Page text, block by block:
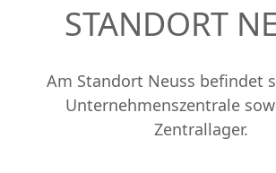
STANDORT
Am Standort Neuss befindet
Unternehmenszentrale
Zentrallager.